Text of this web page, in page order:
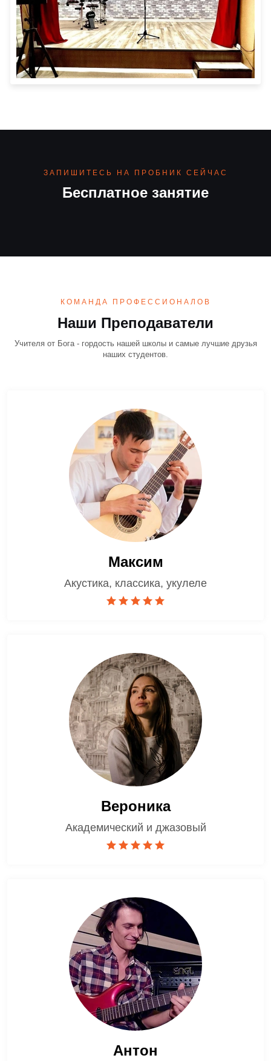
Бесплатное занятие
ЗАПИШИТЕСЬ НА ПРОБНИК СЕЙЧАС
КОМАНДА ПРОФЕССИОНАЛОВ
Наши Преподаватели
Учителя от Бога - гордость нашей школы и самые лучшие друзья
наших студентов.
Максим
Акустика, классика, укулеле
Вероника
Академический и джазовый
Антон